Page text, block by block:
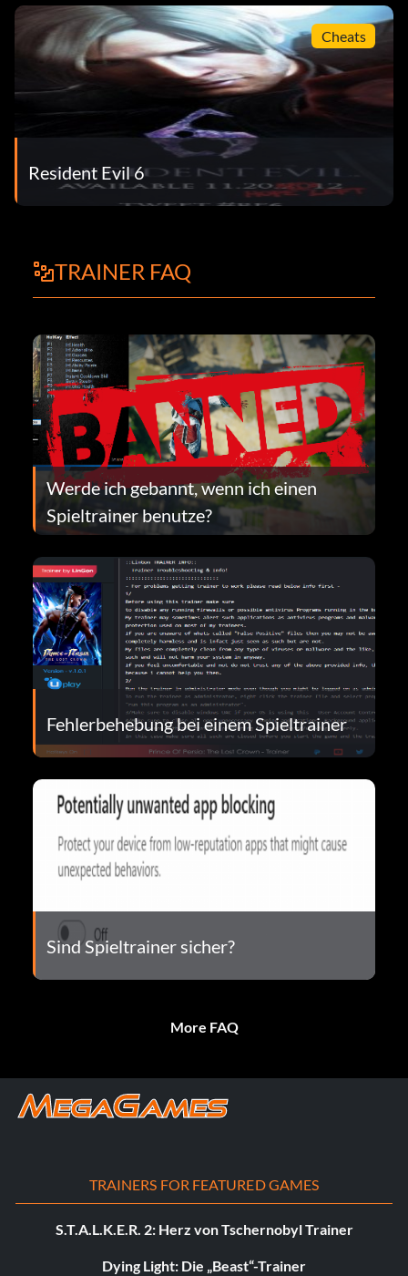
Cheats
Resident Evil 6
TRAINER FAQ
Werde ich gebannt, wenn ich einen
Spieltrainer benutze?
Fehlerbehebung bei einem Spieltrainer
Sind Spieltrainer sicher?
More FAQ
TRAINERS FOR FEATURED GAMES
S.T.A.L.K.E.R. 2: Herz von Tschernobyl Trainer
Dying Light: Die „Beast“-Trainer